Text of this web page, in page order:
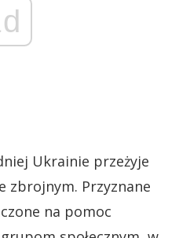
Ukrainie przeżyje
zbrojnym. Przyznane
na pomoc